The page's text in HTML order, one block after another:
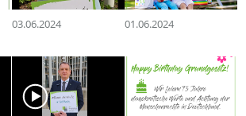
03.06.2024 01.06.2024